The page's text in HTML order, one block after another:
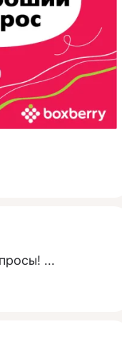
...